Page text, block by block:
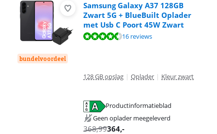
bundelvoordeel
Samsung Galaxy A37 128GB
Zwart 5G + BlueBuilt Oplader
met Usb C Poort 45W Zwart
Beoordeling is 9,3 van de 10, gebaseerd op 16 reviews.
16 reviews
128 GB opslag | Oplader | Kleur zwart
Productinformatieblad
Geen oplader meegeleverd
368,99364,-